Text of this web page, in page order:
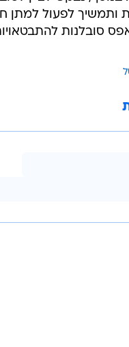
או קבוצה מסויימת.
עתרה מרצ לבג"ץ לאחר
כי "אין פלא
נבקש לציין
ותמשיך לפעול למתן
סובלנות